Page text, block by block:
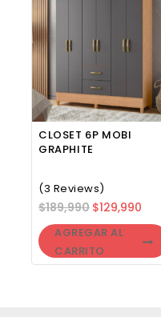
CLOSET 6P MOBI
GRAPHITE
(3 Reviews)
$189,990 $129,990
AGREGAR AL
CARRITO